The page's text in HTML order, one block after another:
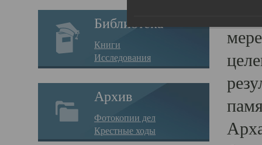
Библиотека
Книги
Исследования
Архив
Фотокопии дел
Крестные ходы